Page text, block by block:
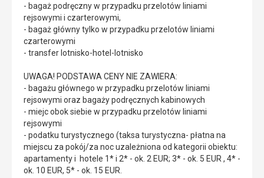
- bagaż podręczny w przypadku przelotów liniami
rejsowymi i czarterowymi,
- bagaż główny tylko w przypadku przelotów liniami
czarterowymi
- transfer lotnisko-hotel-lotnisko
UWAGA! PODSTAWA CENY NIE ZAWIERA:
- bagażu głównego w przypadku przelotów liniami
rejsowymi oraz bagaży podręcznych kabinowych
- miejc obok siebie w przypadku przelotów liniami
rejsowymi
- podatku turystycznego (taksa turystyczna- płatna na
miejscu za pokój/za noc uzależniona od kategorii obiektu:
apartamenty i hotele 1* i 2* - ok. 2 EUR; 3* - ok. 5 EUR , 4* -
ok. 10 EUR, 5* - ok. 15 EUR.